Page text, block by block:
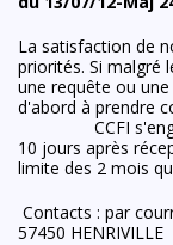
La satisfaction de
priorités. Si malgré
une requête ou
d'abord à
CCFI s'engage
10 jours après
limite des 2 mois
Contacts : par
57450